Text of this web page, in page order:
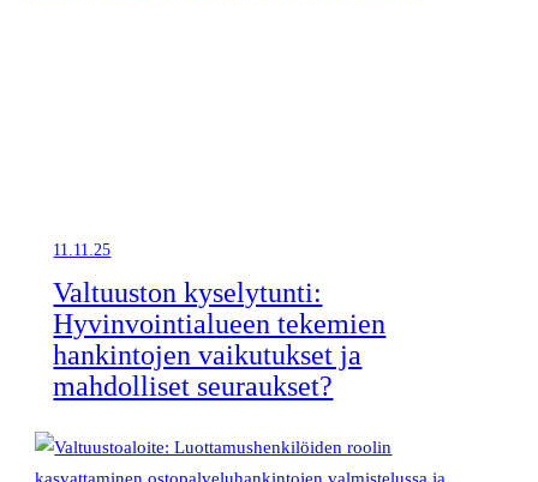
11.11.25
Valtuuston kyselytunti:
Hyvinvointialueen tekemien
hankintojen vaikutukset ja
mahdolliset seuraukset?